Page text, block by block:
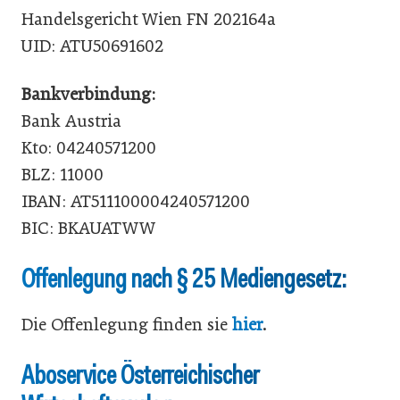
Handelsgericht Wien FN 202164a
UID: ATU50691602
Bankverbindung:
Bank Austria
Kto: 04240571200
BLZ: 11000
IBAN: AT511100004240571200
BIC: BKAUATWW
Offenlegung nach § 25 Mediengesetz:
Die Offenlegung finden sie hier.
Aboservice Österreichischer